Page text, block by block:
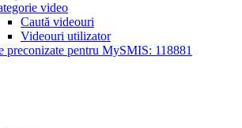
video
Caută videouri
Videouri utilizator
preconizate pentru MySMIS: 118881